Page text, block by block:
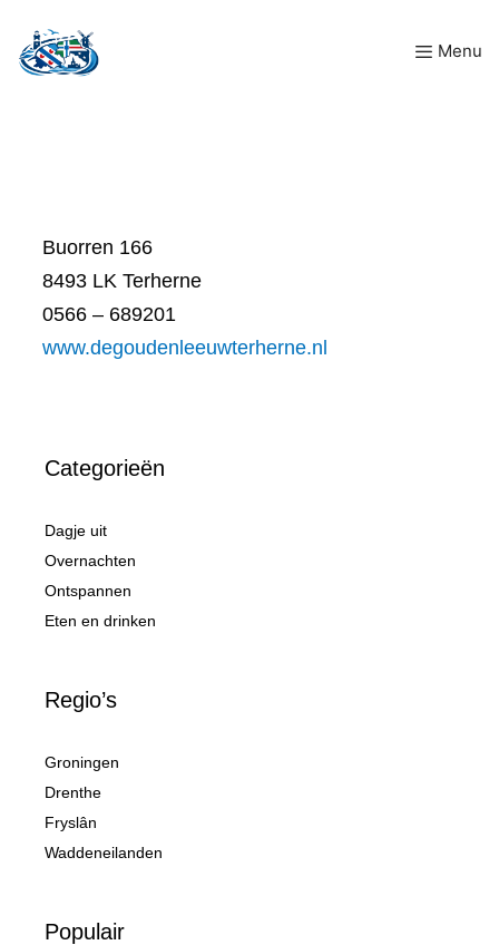
naar
Menu
Buorren 166
8493 LK Terherne
0566 – 689201
www.degoudenleeuwterherne.nl
Categorieën
Dagje uit
Overnachten
Ontspannen
Eten en drinken
Regio’s
Groningen
Drenthe
Fryslân
Waddeneilanden
Populair